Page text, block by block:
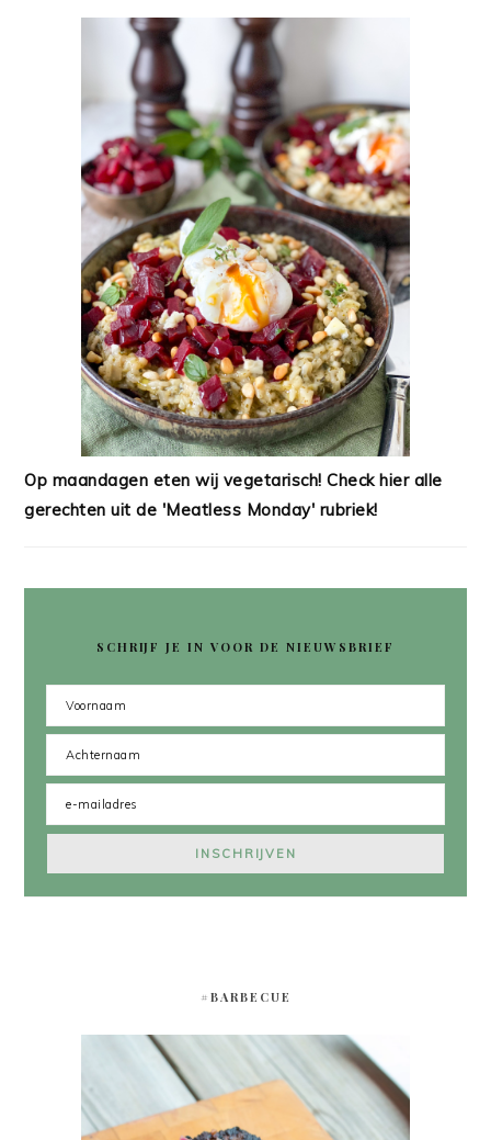
Op maandagen eten wij vegetarisch! Check hier alle
gerechten uit de 'Meatless Monday' rubriek!
SCHRIJF JE IN VOOR DE NIEUWSBRIEF
#BARBECUE